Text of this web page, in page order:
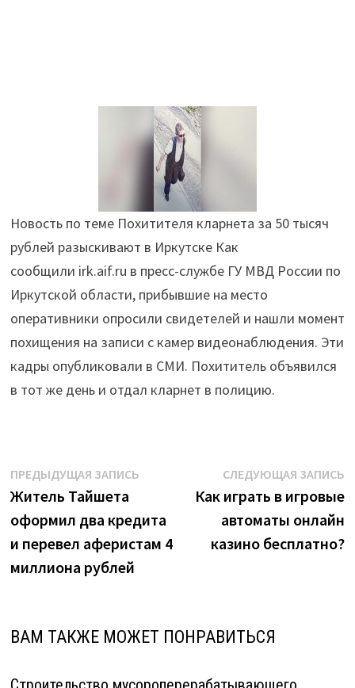
Новость по теме Похитителя кларнета за 50 тысяч
рублей разыскивают в Иркутске Как
сообщили irk.aif.ru в пресс-службе ГУ МВД России по
Иркутской области, прибывшие на место
оперативники опросили свидетелей и нашли момент
похищения на записи с камер видеонаблюдения. Эти
кадры опубликовали в СМИ. Похититель объявился
в тот же день и отдал кларнет в полицию.
Навигация
по
записям
ПРЕДЫДУЩАЯ ЗАПИСЬПредыдущая
Житель Тайшета
оформил два кредита
и перевел аферистам 4
миллиона рублей
СЛЕДУЮЩАЯ ЗАПИСЬ
Как играть в игровые
автоматы онлайн
казино бесплатно?
ВАМ ТАКЖЕ МОЖЕТ ПОНРАВИТЬСЯ